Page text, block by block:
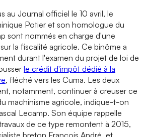
au Journal officiel le 10 avril, le
Potier et son homologue du
sont nommés en charge d'une
la fiscalité agricole. Ce binôme a
durant l'examen du projet de loi de
le crédit d'impôt dédié à la
, fléché vers les Cuma. Les deux
notamment, continuer à creuser ce
machinisme agricole, indique-t-on
Lecamp. Son équipe rappelle
de ce type remontent à 2015,
breton François André, et